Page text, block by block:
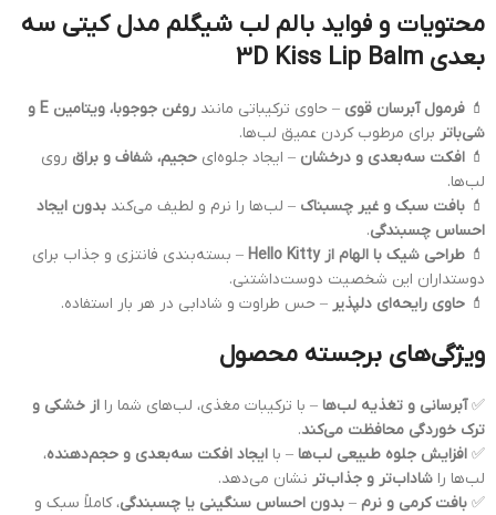
محتویات و فواید بالم لب شیگلم مدل کیتی سه
بعدی 3D Kiss Lip Balm
💄 فرمول آبرسان قوی – حاوی ترکیباتی مانند
روغن جوجوبا، ویتامین E و
شی‌باتر برای مرطوب کردن عمیق لب‌ها.
💄 افکت سه‌بعدی و درخشان – ایجاد جلوه‌ای حجیم، شفاف و براق روی
لب‌ها.
💄 بافت سبک و غیر چسبناک – لب‌ها را نرم و لطیف می‌کند بدون ایجاد
احساس چسبندگی.
💄 طراحی شیک با الهام از Hello Kitty
– بسته‌بندی فانتزی و جذاب برای
دوستداران این شخصیت دوست‌داشتنی.
💄 حاوی رایحه‌ای دلپذیر – حس طراوت و شادابی در هر بار استفاده.
ویژگی‌های برجسته محصول
✅آبرسانی و تغذیه لب‌ها – با ترکیبات مغذی، لب‌های شما را از خشکی و
ترک خوردگی محافظت می‌کند.
✅ افزایش جلوه طبیعی لب‌ها – با ایجاد افکت سه‌بعدی و حجم‌دهنده،
لب‌ها را شاداب‌تر و جذاب‌تر نشان می‌دهد.
✅ بافت کرمی و نرم – بدون احساس سنگینی یا چسبندگی، کاملاً سبک و